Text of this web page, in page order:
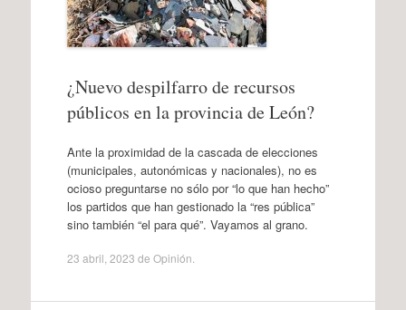
¿Nuevo despilfarro de recursos
públicos en la provincia de León?
Ante la proximidad de la cascada de elecciones
(municipales, autonómicas y nacionales), no es
ocioso preguntarse no sólo por “lo que han hecho”
los partidos que han gestionado la “res pública”
sino también “el para qué”. Vayamos al grano.
23 abril, 2023 de Opinión